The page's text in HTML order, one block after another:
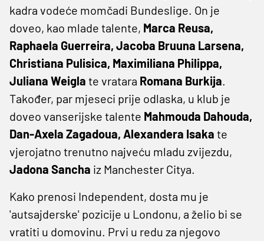
kadra vodeće momčadi Bundeslige. On je
doveo, kao mlade talente, Marca Reusa,
Raphaela Guerreira, Jacoba Bruuna Larsena,
Christiana Pulisica, Maximiliana Philippa,
Juliana Weigla te vratara Romana Burkija.
Također, par mjeseci prije odlaska, u klub je
doveo vanserijske talente Mahmouda Dahouda,
Dan-Axela Zagadoua, Alexandera Isaka te
vjerojatno trenutno najveću mladu zvijezdu,
Jadona Sancha iz Manchester Citya.
Kako prenosi Independent, dosta mu je
'autsajderske' pozicije u Londonu, a želio bi se
vratiti u domovinu. Prvi u redu za njegovo